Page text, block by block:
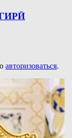
авторизоваться.